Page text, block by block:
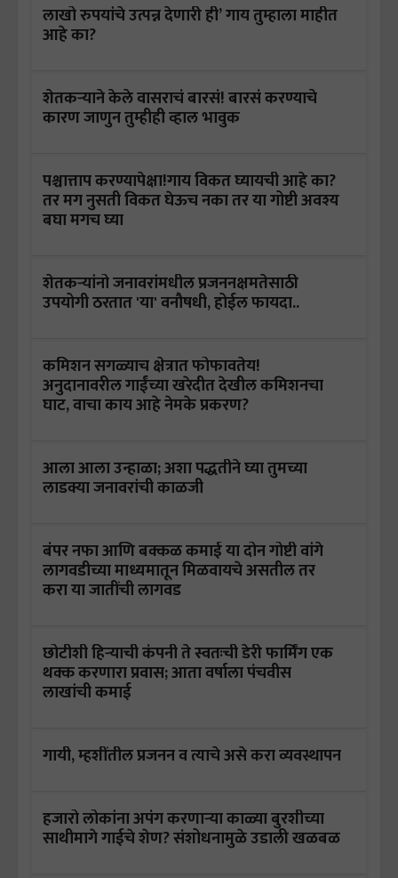
लाखो रुपयांचे उत्पन्न देणारी ही’ गाय तुम्हाला माहीत
आहे का?
शेतकऱ्याने केले वासराचं बारसं! बारसं करण्याचे
कारण जाणुन तुम्हीही व्हाल भावुक
पश्चात्ताप करण्यापेक्षा!गाय विकत घ्यायची आहे का?
तर मग नुसती विकत घेऊच नका तर या गोष्टी अवश्य
बघा मगच घ्या
शेतकऱ्यांनो जनावरांमधील प्रजननक्षमतेसाठी
उपयोगी ठरतात 'या' वनौषधी, होईल फायदा..
कमिशन सगळ्याच क्षेत्रात फोफावतेय!
अनुदानावरील गाईंच्या खरेदीत देखील कमिशनचा
घाट, वाचा काय आहे नेमके प्रकरण?
आला आला उन्हाळा; अशा पद्धतीने घ्या तुमच्या
लाडक्या जनावरांची काळजी
बंपर नफा आणि बक्कळ कमाई या दोन गोष्टी वांगे
लागवडीच्या माध्यमातून मिळवायचे असतील तर
करा या जातींची लागवड
छोटीशी हिऱ्याची कंपनी ते स्वतःची डेरी फार्मिंग एक
थक्क करणारा प्रवास; आता वर्षाला पंचवीस
लाखांची कमाई
गायी, म्हशींतील प्रजनन व त्याचे असे करा व्यवस्थापन
हजारो लोकांना अपंग करणाऱ्या काळ्या बुरशीच्या
साथीमागे गाईचे शेण? संशोधनामुळे उडाली खळबळ